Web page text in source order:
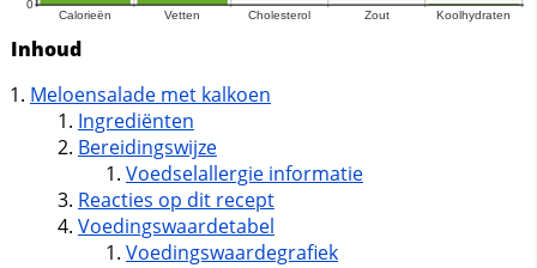
Inhoud
Meloensalade met kalkoen
Ingrediënten
Bereidingswijze
Voedselallergie informatie
Reacties op dit recept
Voedingswaardetabel
Voedingswaardegrafiek